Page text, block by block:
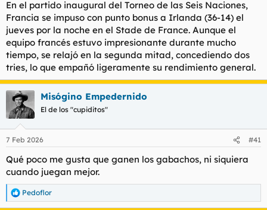
En el partido inaugural del Torneo de las Seis Naciones,
Francia se impuso con punto bonus a Irlanda (36-14) el
jueves por la noche en el Stade de France. Aunque el
equipo francés estuvo impresionante durante mucho
tiempo, se relajó en la segunda mitad, concediendo dos
tries, lo que empañó ligeramente su rendimiento general.
Misógino Empedernido
El de los "cupiditos"
7 Feb 2026 #41
Qué poco me gusta que ganen los gabachos, ni siquiera
cuando juegan mejor.
R
e
Pedoflor